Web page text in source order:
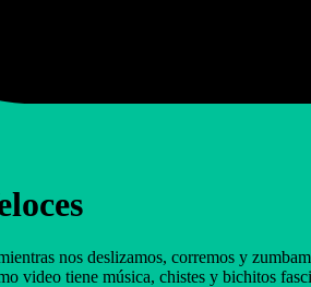
nos deslizamos, corremos y
video tiene música, chistes y bichitos